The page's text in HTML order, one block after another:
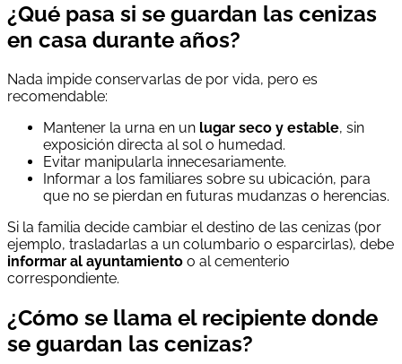
¿Qué pasa si se guardan las cenizas
en casa durante años?
Nada impide conservarlas de por vida, pero es
recomendable:
Mantener la urna en un lugar seco y estable, sin
exposición directa al sol o humedad.
Evitar manipularla innecesariamente.
Informar a los familiares sobre su ubicación, para
que no se pierdan en futuras mudanzas o herencias.
Si la familia decide cambiar el destino de las cenizas (por
ejemplo, trasladarlas a un columbario o esparcirlas), debe
informar al ayuntamiento o al cementerio
correspondiente.
¿Cómo se llama el recipiente donde
se guardan las cenizas?